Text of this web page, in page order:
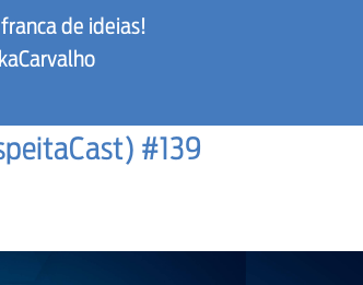
de ideias!
#139